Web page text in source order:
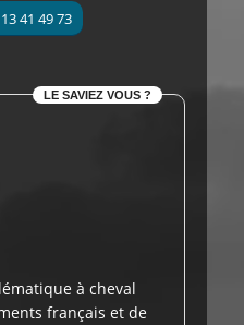
41 49 73
LE SAVIEZ VOUS ?
à cheval
français et de